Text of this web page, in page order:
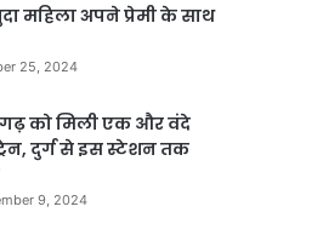
महिला अपने प्रेमी के साथ
25, 2024
को मिली एक और वंदे
दुर्ग से इस स्टेशन तक
9, 2024